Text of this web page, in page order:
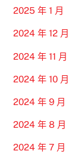
2025 年 1 月
2024 年 12 月
2024 年 11 月
2024 年 10 月
2024 年 9 月
2024 年 8 月
2024 年 7 月